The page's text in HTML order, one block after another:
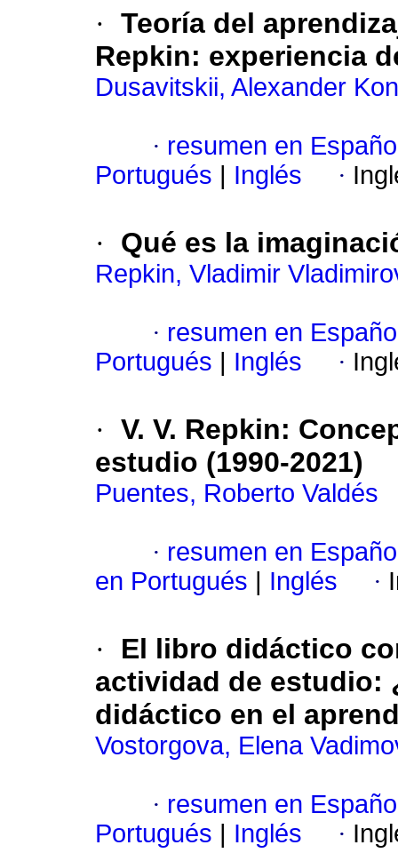
· Teoría del
Repkin: experiencia
Dusavitskii, Alexander
· resumen en
Portugués
Inglés ·
· Qué es la
Repkin, Vladimir
· resumen en
Portugués
Inglés ·
· V. V. Repkin:
estudio (1990-2021)
Puentes, Roberto Valdés
· resumen en
en Portugués
Inglés ·
·
El libro didáctico
actividad de estudio:
didáctico en el
Vostorgova, Elena
· resumen en
Portugués
Inglés ·